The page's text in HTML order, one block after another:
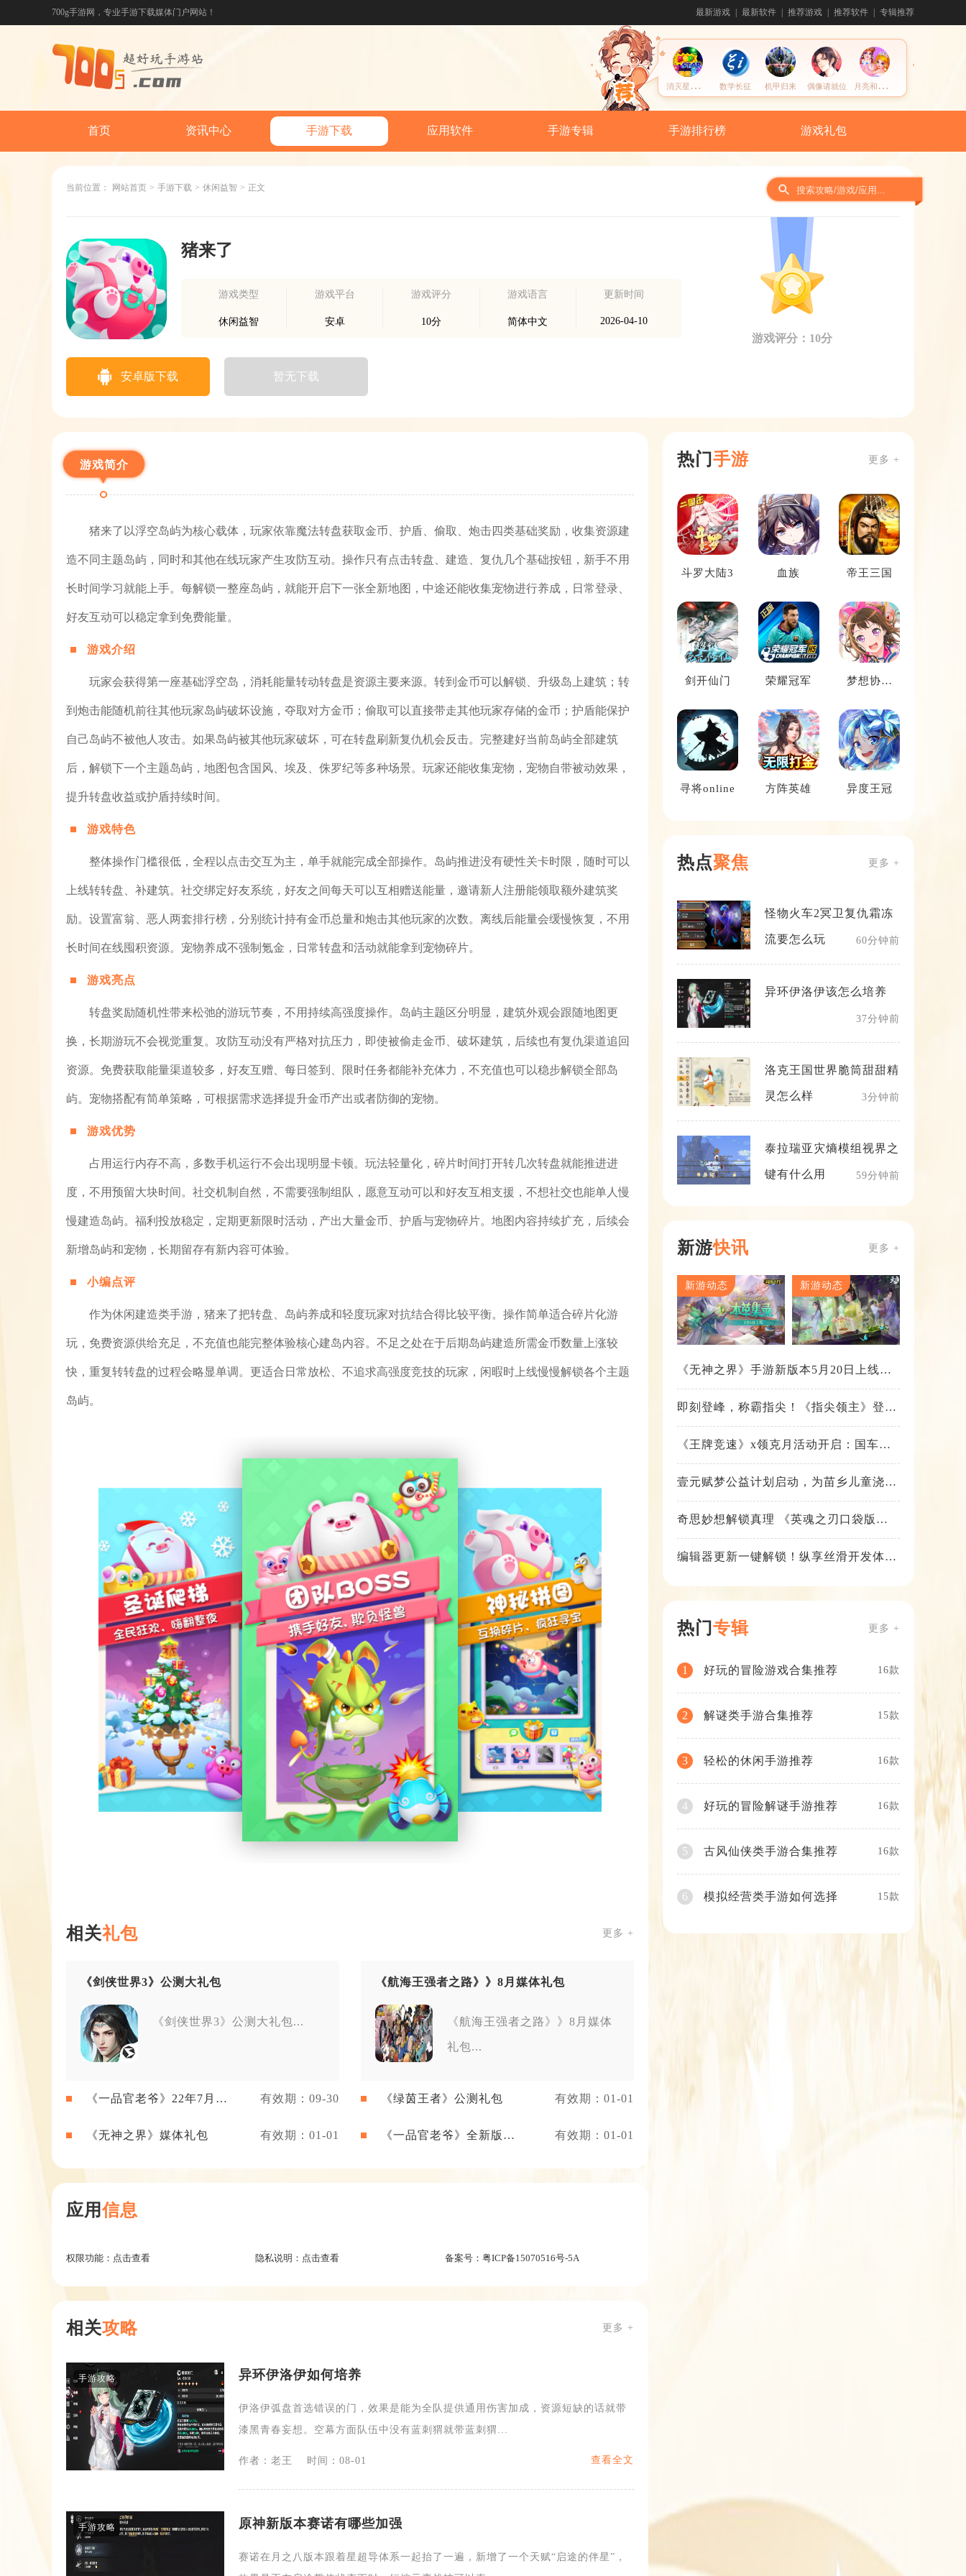
700g手游网，专业手游下载媒体门户网站！ 最新游戏 最新软件 推荐游戏 推荐软件 专辑推荐
消
灭星星全新版 数学长征 机甲归来 偶像请就位 月
亮和星星公主时尚服装小屋
首页 资讯中心 手游下载 应用软件 手游专辑 手游排行榜 游戏礼包
当前位置： 网站首页 > 手游下载 > 休闲益智 > 正文
猪来了
游戏类型
休闲益智
游戏平台
安卓
游戏评分
10分
游戏语言
简体中文
更新时间
2026-04-10
游戏评分：10分
安卓版下载 暂无下载
游戏简介
猪来了以浮空岛屿为核心载体，玩家依靠魔法转盘获取金币、护盾、偷取、炮击四类基础奖励，收集资源建
造不同主题岛屿，同时和其他在线玩家产生攻防互动。操作只有点击转盘、建造、复仇几个基础按钮，新手不用
长时间学习就能上手。每解锁一整座岛屿，就能开启下一张全新地图，中途还能收集宠物进行养成，日常登录、
好友互动可以稳定拿到免费能量。
游戏介绍
玩家会获得第一座基础浮空岛，消耗能量转动转盘是资源主要来源。转到金币可以解锁、升级岛上建筑；转
到炮击能随机前往其他玩家岛屿破坏设施，夺取对方金币；偷取可以直接带走其他玩家存储的金币；护盾能保护
自己岛屿不被他人攻击。如果岛屿被其他玩家破坏，可在转盘刷新复仇机会反击。完整建好当前岛屿全部建筑
后，解锁下一个主题岛屿，地图包含国风、埃及、侏罗纪等多种场景。玩家还能收集宠物，宠物自带被动效果，
提升转盘收益或护盾持续时间。
游戏特色
整体操作门槛很低，全程以点击交互为主，单手就能完成全部操作。岛屿推进没有硬性关卡时限，随时可以
上线转转盘、补建筑。社交绑定好友系统，好友之间每天可以互相赠送能量，邀请新人注册能领取额外建筑奖
励。设置富翁、恶人两套排行榜，分别统计持有金币总量和炮击其他玩家的次数。离线后能量会缓慢恢复，不用
长时间在线囤积资源。宠物养成不强制氪金，日常转盘和活动就能拿到宠物碎片。
游戏亮点
转盘奖励随机性带来松弛的游玩节奏，不用持续高强度操作。岛屿主题区分明显，建筑外观会跟随地图更
换，长期游玩不会视觉重复。攻防互动没有严格对抗压力，即使被偷走金币、破坏建筑，后续也有复仇渠道追回
资源。免费获取能量渠道较多，好友互赠、每日签到、限时任务都能补充体力，不充值也可以稳步解锁全部岛
屿。宠物搭配有简单策略，可根据需求选择提升金币产出或者防御的宠物。
游戏优势
占用运行内存不高，多数手机运行不会出现明显卡顿。玩法轻量化，碎片时间打开转几次转盘就能推进进
度，不用预留大块时间。社交机制自然，不需要强制组队，愿意互动可以和好友互相支援，不想社交也能单人慢
慢建造岛屿。福利投放稳定，定期更新限时活动，产出大量金币、护盾与宠物碎片。地图内容持续扩充，后续会
新增岛屿和宠物，长期留存有新内容可体验。
小编点评
作为休闲建造类手游，猪来了把转盘、岛屿养成和轻度玩家对抗结合得比较平衡。操作简单适合碎片化游
玩，免费资源供给充足，不充值也能完整体验核心建岛内容。不足之处在于后期岛屿建造所需金币数量上涨较
快，重复转转盘的过程会略显单调。更适合日常放松、不追求高强度竞技的玩家，闲暇时上线慢慢解锁各个主题
岛屿。
相关礼包 更多 +
《剑侠世界3》公测大礼包
《剑侠世界3》公测大礼包...
《航海王强者之路》》8月媒体礼包
《航海王强者之路》》8月媒体
礼包...
《一品官老爷》22年7月新
有效期：09-30 《绿茵王者》公测礼包 有效期：01-01
《无神之界》媒体礼包 有效期：01-01
《一品官老爷》全新版本
有效期：01-01
应用信息
权限功能： 点击查看 隐私说明： 点击查看 备案号： 粤ICP备15070516号-5A
相关攻略 更多 +
手游攻略 异环​伊洛伊如何培养
伊洛伊弧盘首选错误的门，效果是能为全队提供通用伤害加成，资源短缺的话就带
漆黑青春妄想。空幕方面队伍中没有蓝刺猬就带蓝刺猬...
作者：老王 时间：08-01 查看全文
手游攻略 原神新版本赛诺有哪些加强
赛诺在月之八版本跟着星超导体系一起抬了一遍，新增了一个天赋“启途的伴星”，
热门手游 更多 +
斗罗大陆3 血族 帝王三国
剑开仙门 荣耀冠军
梦想协奏
团派对！
寻将online 方阵英雄 异度王冠
热点聚焦 更多 +
怪物火车2冥卫复仇霜冻
流要怎么玩 60分钟前
异环伊洛伊该怎么培养
37分钟前
洛克王国世界脆筒甜甜精
灵怎么样 3分钟前
泰拉瑞亚灾熵模组视界之
键有什么用 59分钟前
新游快讯 更多 +
新游动态 新游动态
《无神之界》手游新版本5月20日上线，
即刻登峰，称霸指尖！《指尖领主》登峰
《王牌竞速》x领克月活动开启：国车喜
壹元赋梦公益计划启动，为苗乡儿童浇筑
奇思妙想解锁真理 《英魂之刃口袋版》
编辑器更新一键解锁！纵享丝滑开发体
热门专辑 更多 +
1 好玩的冒险游戏合集推荐 16款
2 解谜类手游合集推荐 15款
3 轻松的休闲手游推荐 16款
4 好玩的冒险解谜手游推荐 16款
5 古风仙侠类手游合集推荐 16款
6 模拟经营类手游如何选择 15款